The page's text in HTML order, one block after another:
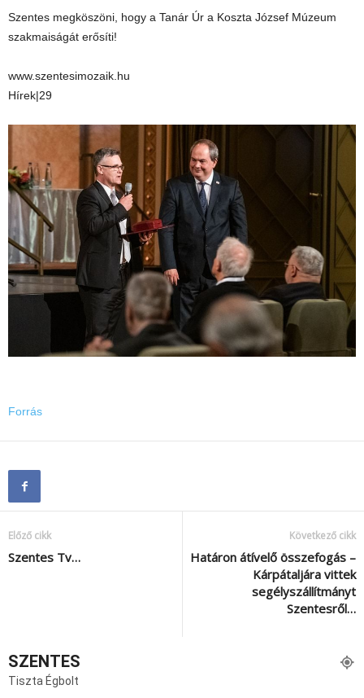
Szentes megköszöni, hogy a Tanár Úr a Koszta József Múzeum
szakmaiságát erősíti!
www.szentesimozaik.hu
Hírek|29
Forrás
Előző cikk
Szentes Tv…
Következő cikk
Határon átívelő összefogás –
Kárpátaljára vittek
segélyszállítmányt
Szentesről…
SZENTES
Tiszta Égbolt